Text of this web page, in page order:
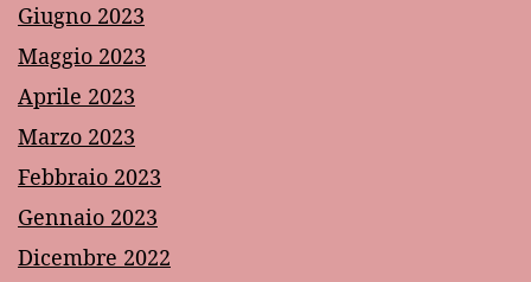
Giugno 2023
Maggio 2023
Aprile 2023
Marzo 2023
Febbraio 2023
Gennaio 2023
Dicembre 2022